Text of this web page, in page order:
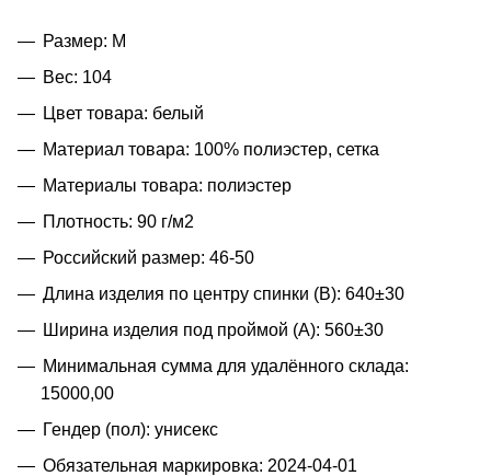
Размер: M
Вес: 104
Цвет товара: белый
Материал товара: 100% полиэстер, сетка
Материалы товара: полиэстер
Плотность: 90 г/м2
Российский размер: 46-50
Длина изделия по центру спинки (B): 640±30
Ширина изделия под проймой (A): 560±30
Минимальная сумма для удалённого склада:
15000,00
Гендер (пол): унисекс
Обязательная маркировка: 2024-04-01